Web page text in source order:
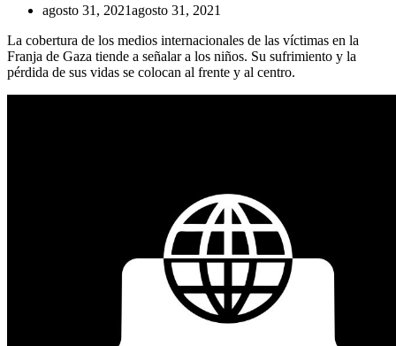
agosto 31, 2021agosto 31, 2021
La cobertura de los medios internacionales de las víctimas en la
Franja de Gaza tiende a señalar a los niños. Su sufrimiento y la
pérdida de sus vidas se colocan al frente y al centro.